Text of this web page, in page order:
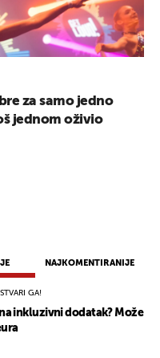
NAJKOMENTIRANIJE
GA!
inkluzivni dodatak? Može
za samo jedno
jednom oživio